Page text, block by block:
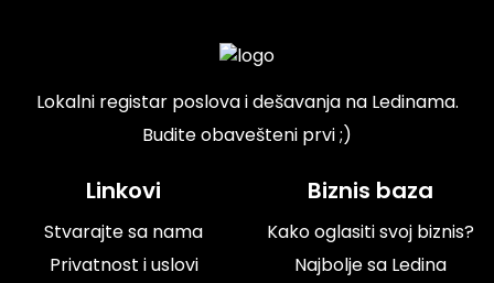
Lokalni registar poslova i dešavanja na Ledinama.
Budite obavešteni prvi ;)
Linkovi
Stvarajte sa nama
Privatnost i uslovi
Biznis baza
Kako oglasiti svoj biznis?
Najbolje sa Ledina